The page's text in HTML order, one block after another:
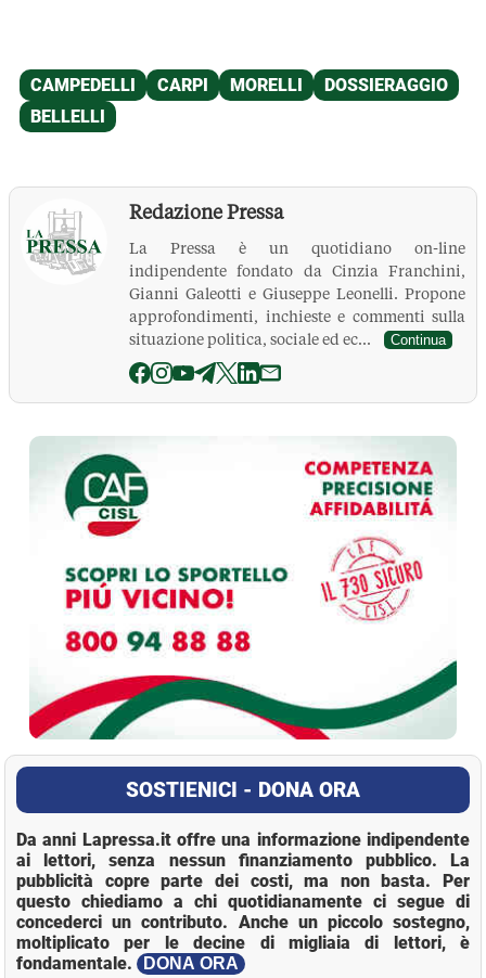
Redazione Pressa
La Pressa è un quotidiano on-line
indipendente fondato da Cinzia Franchini,
Gianni Galeotti e Giuseppe Leonelli. Propone
approfondimenti, inchieste e commenti sulla
situazione politica, sociale ed ec...
Continua
La Pressa
SOSTIENICI - DONA ORA
Da anni Lapressa.it offre una informazione indipendente
ai lettori, senza nessun finanziamento pubblico. La
pubblicità copre parte dei costi, ma non basta. Per
questo chiediamo a chi quotidianamente ci segue di
concederci un contributo. Anche un piccolo sostegno,
moltiplicato per le decine di migliaia di lettori, è
fondamentale.
DONA ORA